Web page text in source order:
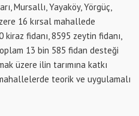
Mursallı, Yayaköy, Yörgüç,
16 kırsal mahallede
fidanı, 8595 zeytin fidanı,
13 bin 585 fidan desteği
üzere ilin tarımına katkı
teorik ve uygulamalı